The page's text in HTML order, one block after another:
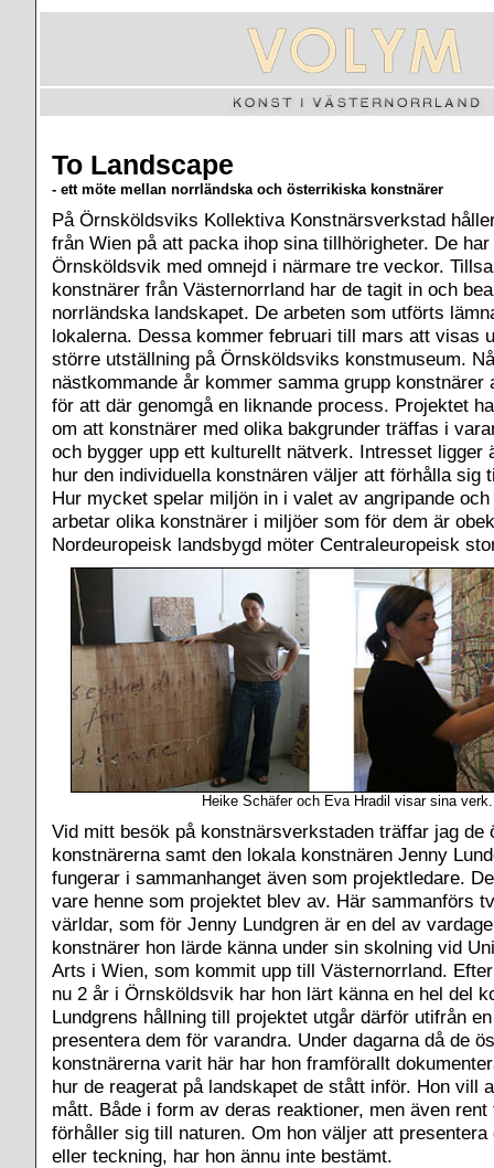
To Landscape
- ett möte mellan norrländska och österrikiska konstnärer
På Örnsköldsviks Kollektiva Konstnärsverkstad
från Wien på att packa ihop sina tillhörigheter. De
Örnsköldsvik med omnejd i närmare tre veckor.
konstnärer från Västernorrland har de tagit in och
norrländska landskapet. De arbeten som utförts
lokalerna. Dessa kommer februari till mars att visas
större utställning på Örnsköldsviks konstmuseum.
nästkommande år kommer samma grupp konstnärer
för att där genomgå en liknande process. Projektet
om att konstnärer med olika bakgrunder träffas i
och bygger upp ett kulturellt nätverk. Intresset ligger
hur den individuella konstnären väljer att förhålla sig
Hur mycket spelar miljön in i valet av angripande
arbetar olika konstnärer i miljöer som för dem är
Nordeuropeisk landsbygd möter Centraleuropeisk
Heike Schäfer och Eva Hradil visar sina verk.
Vid mitt besök på konstnärsverkstaden träffar jag de
konstnärerna samt den lokala konstnären Jenny
fungerar i sammanhanget även som projektledare.
vare henne som projektet blev av. Här sammanförs
världar, som för Jenny Lundgren är en del av
konstnärer hon lärde känna under sin skolning vid
Arts i Wien, som kommit upp till Västernorrland.
nu 2 år i Örnsköldsvik har hon lärt känna en hel del
Lundgrens hållning till projektet utgår därför utifrån
presentera dem för varandra. Under dagarna då de
konstnärerna varit här har hon framförallt
hur de reagerat på landskapet de stått inför. Hon vill
mått. Både i form av deras reaktioner, men även
förhåller sig till naturen. Om hon väljer att
eller teckning, har hon ännu inte bestämt.